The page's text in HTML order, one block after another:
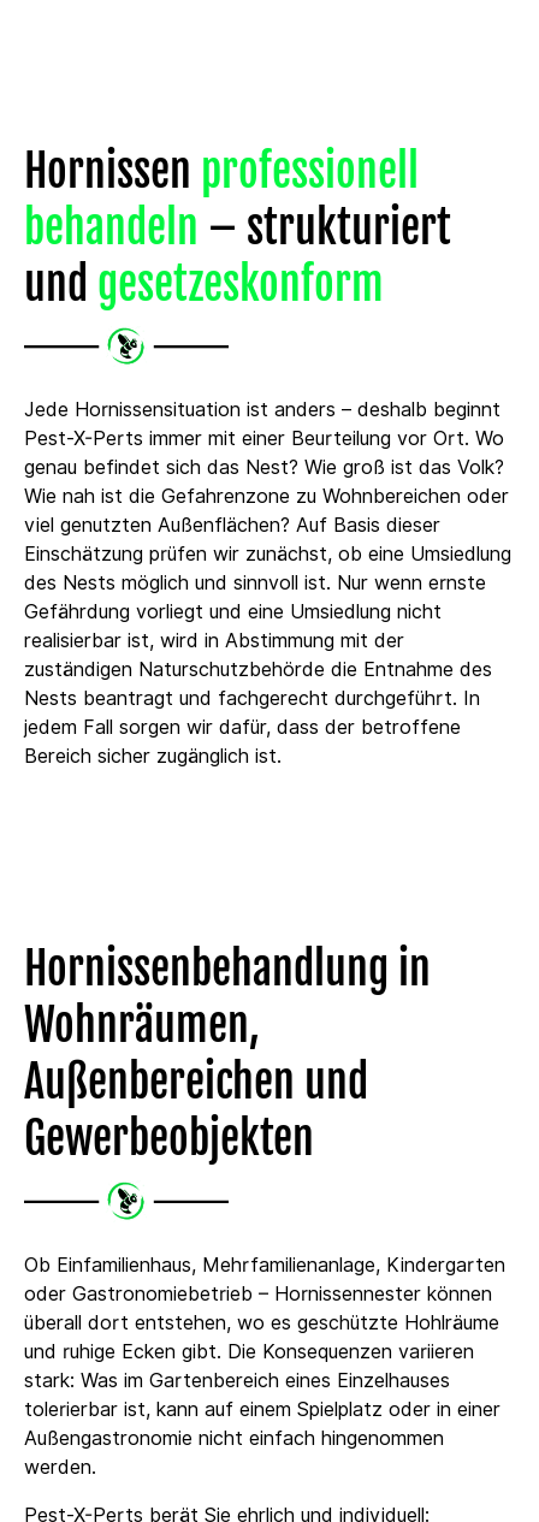
Hornissen professionell
behandeln – strukturiert
undgesetzeskonform
Jede Hornissensituation ist anders – deshalb beginnt
Pest-X-Perts immer mit einer Beurteilung vor Ort. Wo
genau befindet sich das Nest? Wie groß ist das Volk?
Wie nah ist die Gefahrenzone zu Wohnbereichen oder
viel genutzten Außenflächen? Auf Basis dieser
Einschätzung prüfen wir zunächst, ob eine Umsiedlung
des Nests möglich und sinnvoll ist. Nur wenn ernste
Gefährdung vorliegt und eine Umsiedlung nicht
realisierbar ist, wird in Abstimmung mit der
zuständigen Naturschutzbehörde die Entnahme des
Nests beantragt und fachgerecht durchgeführt. In
jedem Fall sorgen wir dafür, dass der betroffene
Bereich sicher zugänglich ist.
Hornissenbehandlung in
Wohnräumen,
Außenbereichen und
Gewerbeobjekten
Ob Einfamilienhaus, Mehrfamilienanlage, Kindergarten
oder Gastronomiebetrieb – Hornissennester können
überall dort entstehen, wo es geschützte Hohlräume
und ruhige Ecken gibt. Die Konsequenzen variieren
stark: Was im Gartenbereich eines Einzelhauses
tolerierbar ist, kann auf einem Spielplatz oder in einer
Außengastronomie nicht einfach hingenommen
werden.
Pest-X-Perts berät Sie ehrlich und individuell: